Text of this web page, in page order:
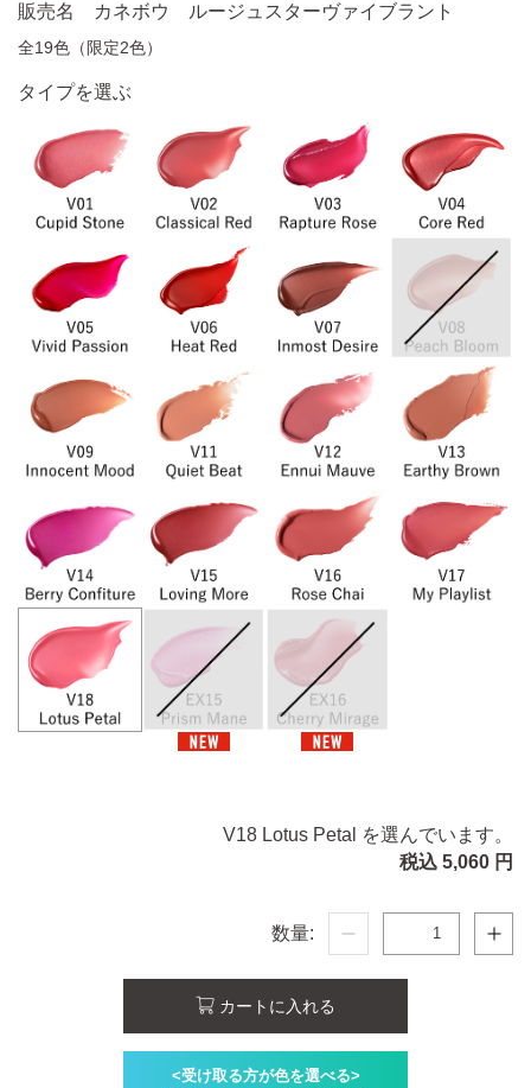
販売名 カネボウ ルージュスターヴァイブラント
全19色（限定2色）
タイプを選ぶ
V18 Lotus Petal を選んでいます。
税込 5,060 円
数量:
カートに入れる